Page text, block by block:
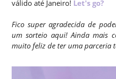
válido até Janeiro! Let's go?
Fico super agradecida de
um sorteio aqui! Ainda mais
muito feliz de ter uma parceria